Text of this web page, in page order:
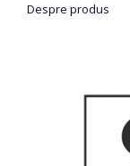
Despre produs